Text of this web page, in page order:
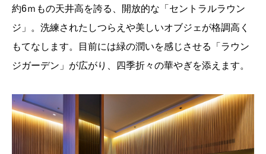
約6ｍもの天井高を誇る、開放的な「セントラルラウン
ジ」。洗練されたしつらえや美しいオブジェが格調高く
もてなします。目前には緑の潤いを感じさせる「ラウン
ジガーデン」が広がり、四季折々の華やぎを添えます。